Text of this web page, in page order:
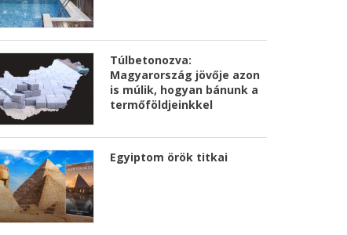
Túlbetonozva:
Magyarország jövője azon
is múlik, hogyan bánunk a
termőföldjeinkkel
Egyiptom örök titkai